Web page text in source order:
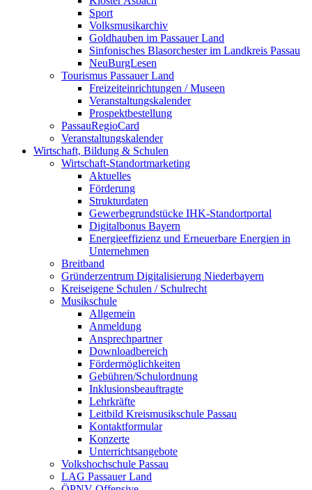
Sport
Volksmusikarchiv
Goldhauben im Passauer Land
Sinfonisches Blasorchester im Landkreis Passau
NeuBurgLesen
Tourismus Passauer Land
Freizeiteinrichtungen / Museen
Veranstaltungskalender
Prospektbestellung
PassauRegioCard
Veranstaltungskalender
Wirtschaft, Bildung & Schulen
Wirtschaft-Standortmarketing
Aktuelles
Förderung
Strukturdaten
Gewerbegrundstücke IHK-Standortportal
Digitalbonus Bayern
Energieeffizienz und Erneuerbare Energien in
Unternehmen
Breitband
Gründerzentrum Digitalisierung Niederbayern
Kreiseigene Schulen / Schulrecht
Musikschule
Allgemein
Anmeldung
Ansprechpartner
Downloadbereich
Fördermöglichkeiten
Gebühren/Schulordnung
Inklusionsbeauftragte
Lehrkräfte
Leitbild Kreismusikschule Passau
Kontaktformular
Konzerte
Unterrichtsangebote
Volkshochschule Passau
LAG Passauer Land